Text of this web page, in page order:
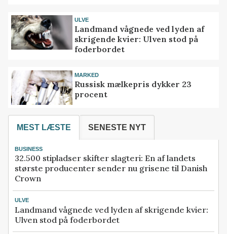
ULVE
Landmand vågnede ved lyden af
skrigende kvier: Ulven stod på
foderbordet
MARKED
Russisk mælkepris dykker 23
procent
MEST LÆSTE SENESTE NYT
BUSINESS
32.500 stipladser skifter slagteri: En af landets
største producenter sender nu grisene til Danish
Crown
ULVE
Landmand vågnede ved lyden af skrigende kvier:
Ulven stod på foderbordet